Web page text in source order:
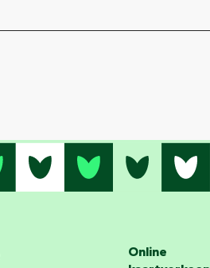
Online